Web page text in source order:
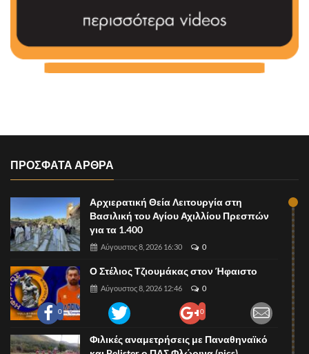
0 0
ΠΡΟΣΦΑΤΑ ΑΡΘΡΑ
Αρχιερατική Θεία Λειτουργία στη
Βασιλική του Αγίου Αχιλλίου Πρεσπών
για τα 1.400
Αύγουστος 8, 2026 16:30 0
Ο Στέλιος Τζιουμάκας στον Ήφαιστο
Αύγουστος 8, 2026 12:46 0
Φιλικές αναμετρήσεις με Παναθηναϊκό